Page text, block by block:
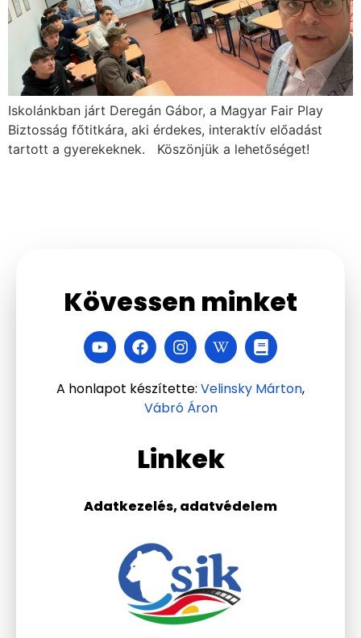
Iskolánkban járt Deregán Gábor, a Magyar Fair Play
Biztosság főtitkára, aki érdekes, interaktív előadást
tartott a gyerekeknek. Köszönjük a lehetőséget!
Linkek
Adatkezelés, adatvédelem
Kövessen minket
A honlapot készítette: Velinsky Márton,
Vábró Áron